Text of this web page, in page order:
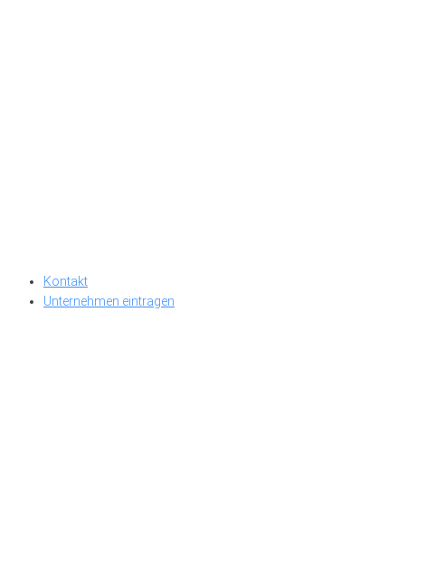
Kontakt
Unternehmen eintragen